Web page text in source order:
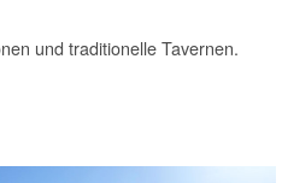
und traditionelle Tavernen.